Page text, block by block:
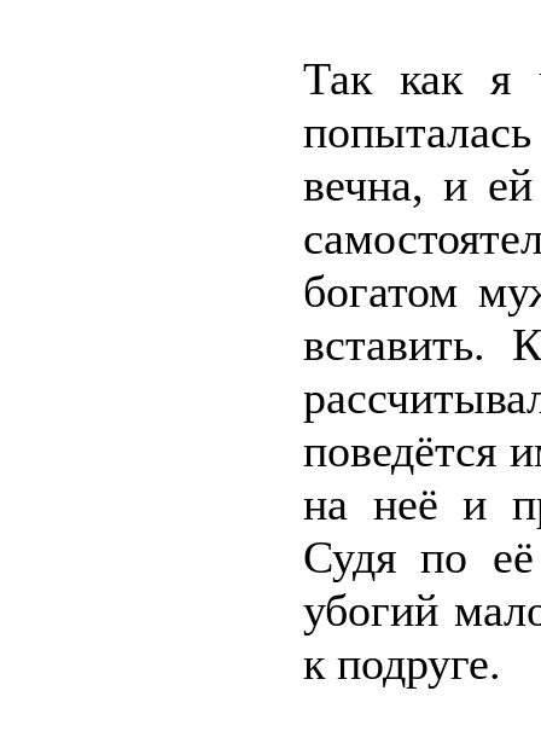
Так как я
вечна, и
богатом
вставить.
поведётся
на неё и
Судя по
убогий
к подруге.